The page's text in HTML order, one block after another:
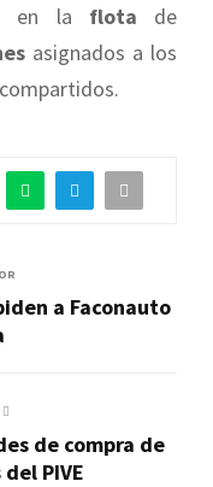
en la flota de
asignados a los
compartidos.
a Faconauto
de compra de
PIVE